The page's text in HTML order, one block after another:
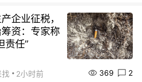
企业征税，
资：专家称
责任”
找 2小时前 369 2